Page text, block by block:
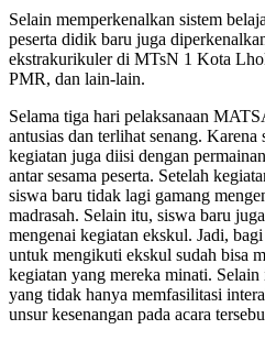
Selain memperkenalkan sistem
peserta didik baru juga
ekstrakurikuler di MTsN 1 Kota
PMR, dan lain-lain.
Selama tiga hari pelaksanaan
antusias dan terlihat senang. Karena
kegiatan juga diisi dengan
antar sesama peserta. Setelah
siswa baru tidak lagi gamang
madrasah. Selain itu, siswa baru
mengenai kegiatan ekskul. Jadi,
untuk mengikuti ekskul sudah bisa
kegiatan yang mereka minati.
yang tidak hanya memfasilitasi
unsur kesenangan pada acara